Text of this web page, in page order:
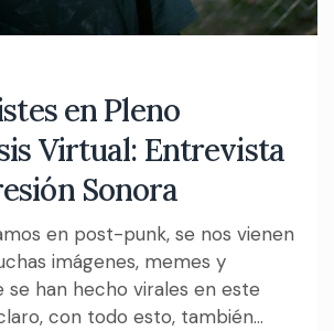
en Pleno
Virtual: Entrevista
Sonora
en post-punk, se nos vienen
imágenes, memes y
se han hecho virales en este
con todo esto, también...